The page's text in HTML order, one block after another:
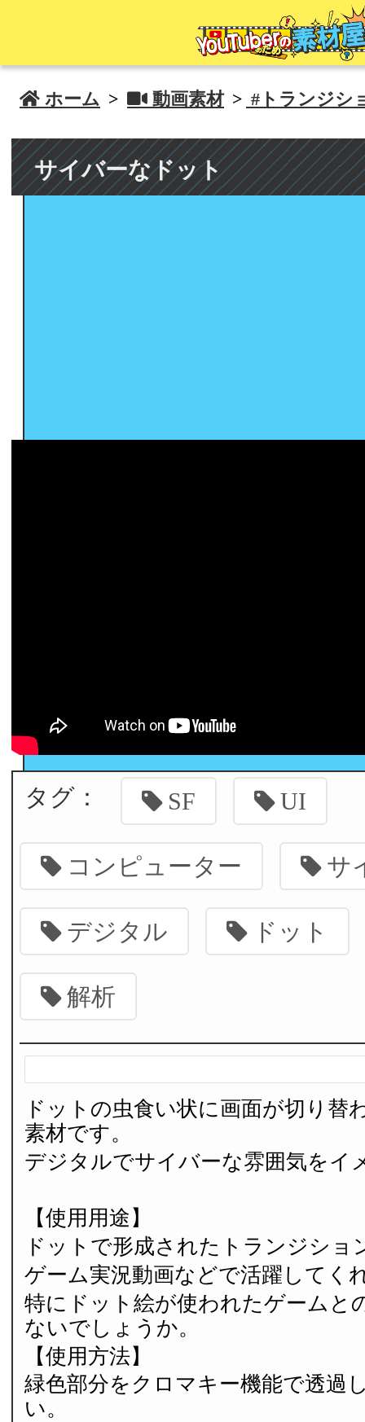
 ホーム >  動画素材 > #トランジシ
サイバーなドット
タグ： SF UI
コンピューター サ
デジタル ドット
解析
ドットの虫食い状に画面が切り替
素材です。
デジタルでサイバーな雰囲気をイ
【使用用途】
ドットで形成されたトランジショ
ゲーム実況動画などで活躍してく
特にドット絵が使われたゲームと
ないでしょうか。
【使用方法】
緑色部分をクロマキー機能で透過
い。